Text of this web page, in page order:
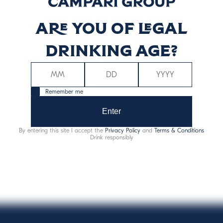
(kcal) Energia (kJ)
Allergeni:solfiti
Are you of legal
drinking age?
Remember me
Enter
By entering this site I accept the Privacy Policy and Terms & Conditions
Drink responsibly